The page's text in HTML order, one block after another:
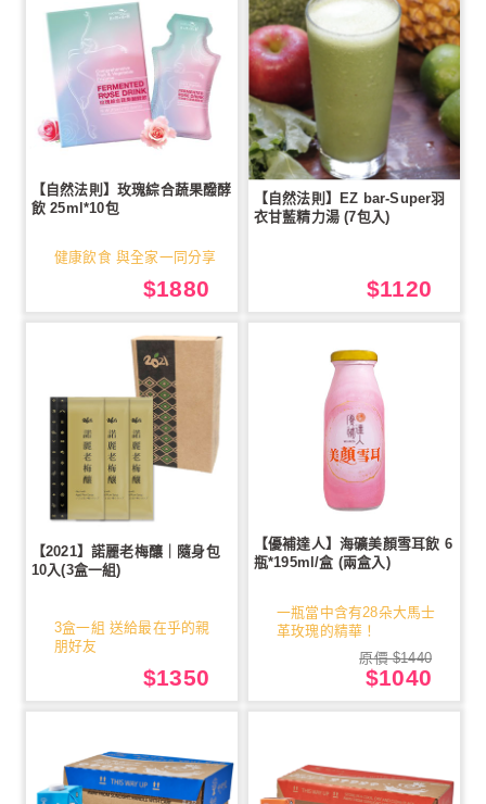
【自然法則】玫瑰綜合蔬果醱酵
飲 25ml*10包
健康飲食 與全家一同分享
$1880
【自然法則】EZ bar-Super羽
衣甘藍精力湯 (7包入)
$1120
【2021】諾麗老梅釀｜隨身包
10入(3盒一組)
3盒一組 送給最在乎的親
朋好友
$1350
【優補達人】海礦美顏雪耳飲 6
瓶*195ml/盒 (兩盒入)
一瓶當中含有28朵大馬士
革玫瑰的精華！
原價 $1440
$1040